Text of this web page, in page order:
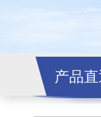
产品